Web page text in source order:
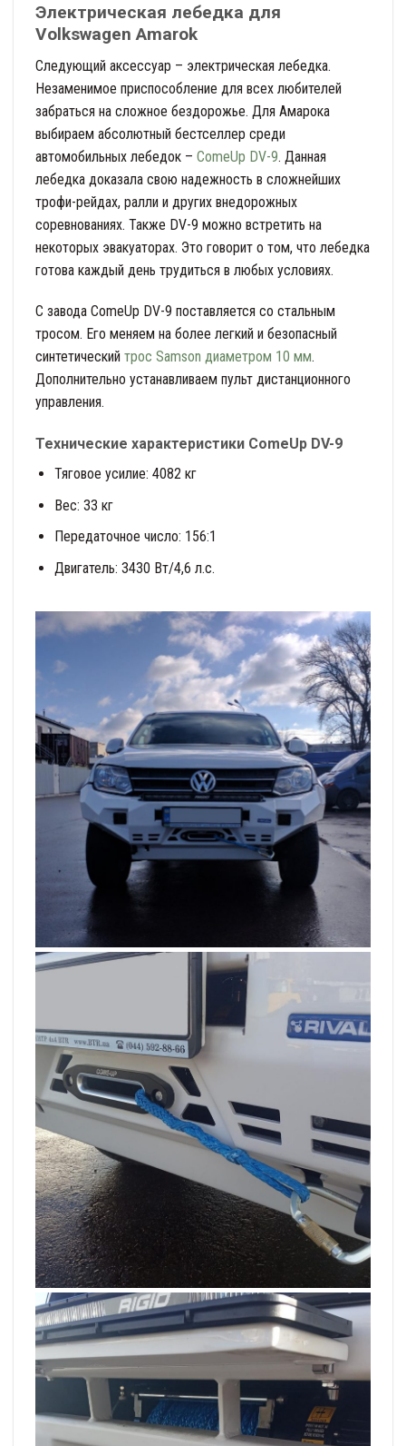
Электрическая лебедка для
Volkswagen Amarok
Следующий аксессуар – электрическая лебедка.
Незаменимое приспособление для всех любителей
забраться на сложное бездорожье. Для Амарока
выбираем абсолютный бестселлер среди
автомобильных лебедок – ComeUp DV-9. Данная
лебедка доказала свою надежность в сложнейших
трофи-рейдах, ралли и других внедорожных
соревнованиях. Также DV-9 можно встретить на
некоторых эвакуаторах. Это говорит о том, что лебедка
готова каждый день трудиться в любых условиях.
С завода ComeUp DV-9 поставляется со стальным
тросом. Его меняем на более легкий и безопасный
синтетический трос Samson диаметром 10 мм.
Дополнительно устанавливаем пульт дистанционного
управления.
Технические характеристики ComeUp DV-9
Тяговое усилие: 4082 кг
Вес: 33 кг
Передаточное число: 156:1
Двигатель: 3430 Вт/4,6 л.с.